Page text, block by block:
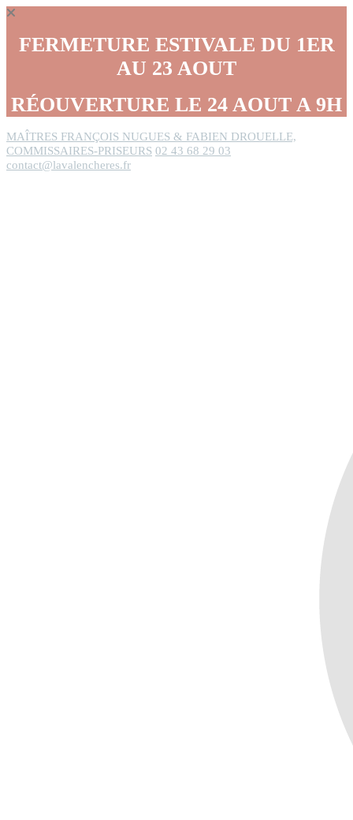
FERMETURE ESTIVALE DU 1ER
AU 23 AOUT
RÉOUVERTURE LE 24 AOUT A 9H
MAÎTRES FRANÇOIS NUGUES & FABIEN DROUELLE,
COMMISSAIRES-PRISEURS 02 43 68 29 03
contact@lavalencheres.fr
Panneau de gestion des cookies